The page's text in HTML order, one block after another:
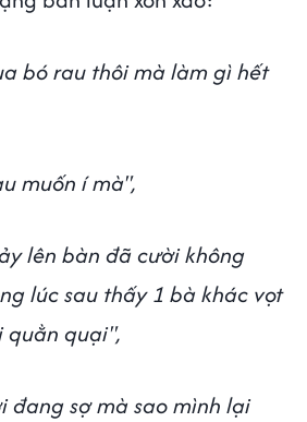
bó rau thôi mà làm gì hết
muốn í mà",
lên bàn đã cười không
lúc sau thấy 1 bà khác vọt
quại",
đang sợ mà sao mình lại